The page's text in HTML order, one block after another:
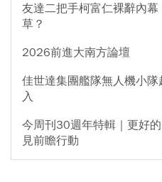
友達二把手柯富仁裸辭內
草？
2026前進大南方論壇
佳世達集團艦隊無人機小
入
今周刊30週年特輯｜更好
見前瞻行動